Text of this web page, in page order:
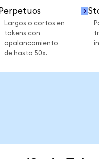
Perpetuos
Largos o cortos en
tokens con
apalancamiento
de hasta 50x.